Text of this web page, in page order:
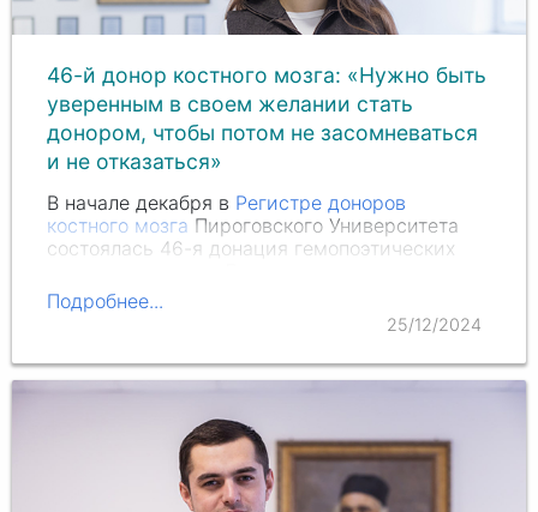
46-й донор костного мозга: «Нужно быть
уверенным в своем желании стать
донором, чтобы потом не засомневаться
и не отказаться»
В начале декабря в Регистре доноров
костного мозга Пироговского Университета
состоялась 46-я донация гемопоэтических
Анастасия Амбарцумова
Подробнее...
25/12/2024